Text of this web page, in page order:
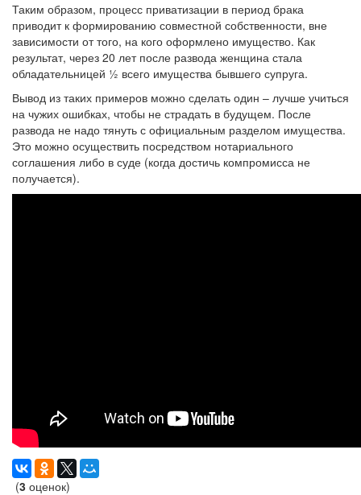
Таким образом, процесс приватизации в период брака
приводит к формированию совместной собственности, вне
зависимости от того, на кого оформлено имущество. Как
результат, через 20 лет после развода женщина стала
обладательницей ½ всего имущества бывшего супруга.
Вывод из таких примеров можно сделать один – лучше учиться
на чужих ошибках, чтобы не страдать в будущем. После
развода не надо тянуть с официальным разделом имущества.
Это можно осуществить посредством нотариального
соглашения либо в суде (когда достичь компромисса не
получается).
(3 оценок)